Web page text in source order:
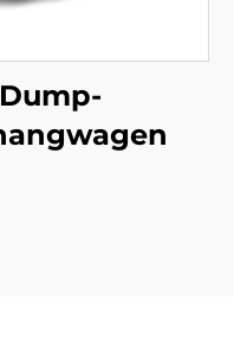
Dump-